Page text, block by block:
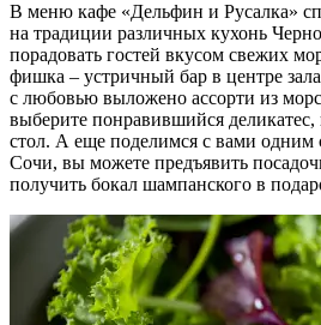
В меню кафе «Дельфин и Русалка»
на традиции различных кухонь
порадовать гостей вкусом свежих
фишка – устричный бар в центре
с любовью выложено ассорти из
выберите понравившийся деликатес,
стол. А еще поделимся с вами одним
Сочи, вы можете предъявить
получить бокал шампанского в